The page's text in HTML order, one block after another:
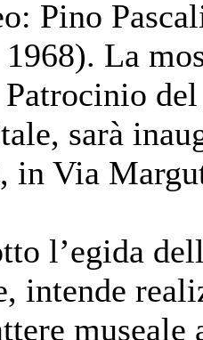
Pino
1968). La
sarà
in Via
l’egida
intende